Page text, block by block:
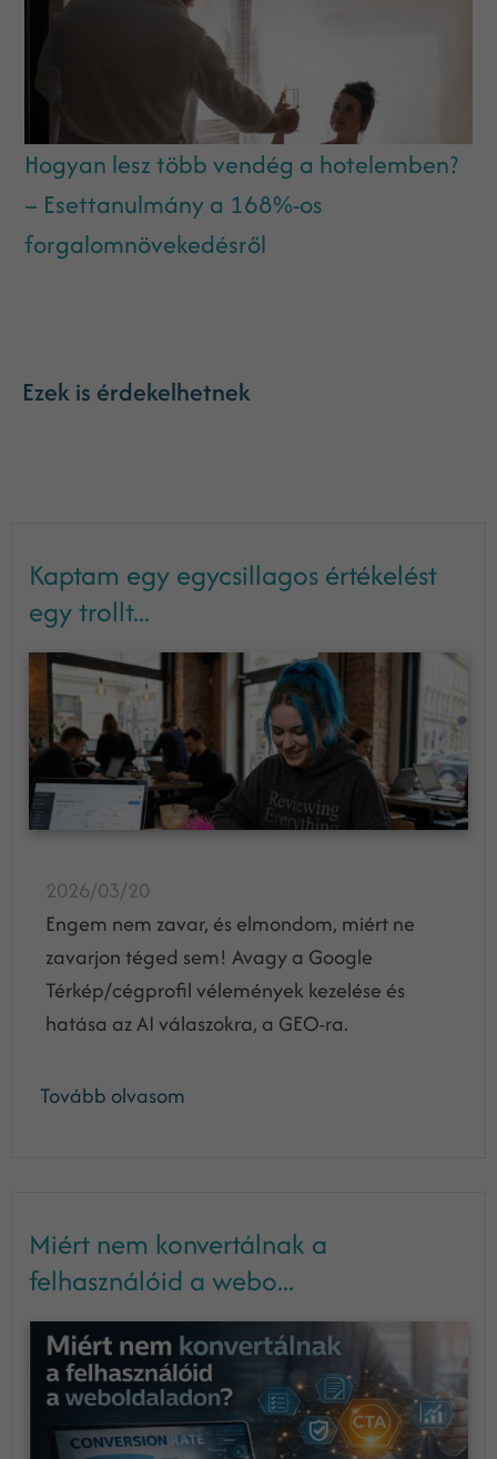
Hogyan lesz több vendég a hotelemben?
– Esettanulmány a 168%-os
forgalomnövekedésről
Ezek is érdekelhetnek
Kaptam egy egycsillagos értékelést
egy trollt...
2026/03/20
Engem nem zavar, és elmondom, miért ne
zavarjon téged sem! Avagy a Google
Térkép/cégprofil vélemények kezelése és
hatása az AI válaszokra, a GEO-ra.
Tovább olvasom
Miért nem konvertálnak a
felhasználóid a webo...